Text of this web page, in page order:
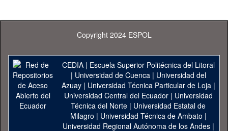
Copyright 2024 ESPOL
CEDIA| Escuela Superior Politécnica del Litoral
| Universidad de Cuenca| Universidad del
Azuay| Universidad Técnica Particular de Loja|
Universidad Central del Ecuador| Universidad
Técnica del Norte | Universidad Estatal de
Milagro | Universidad Técnica de Ambato |
Universidad Regional Autónoma de los Andes|